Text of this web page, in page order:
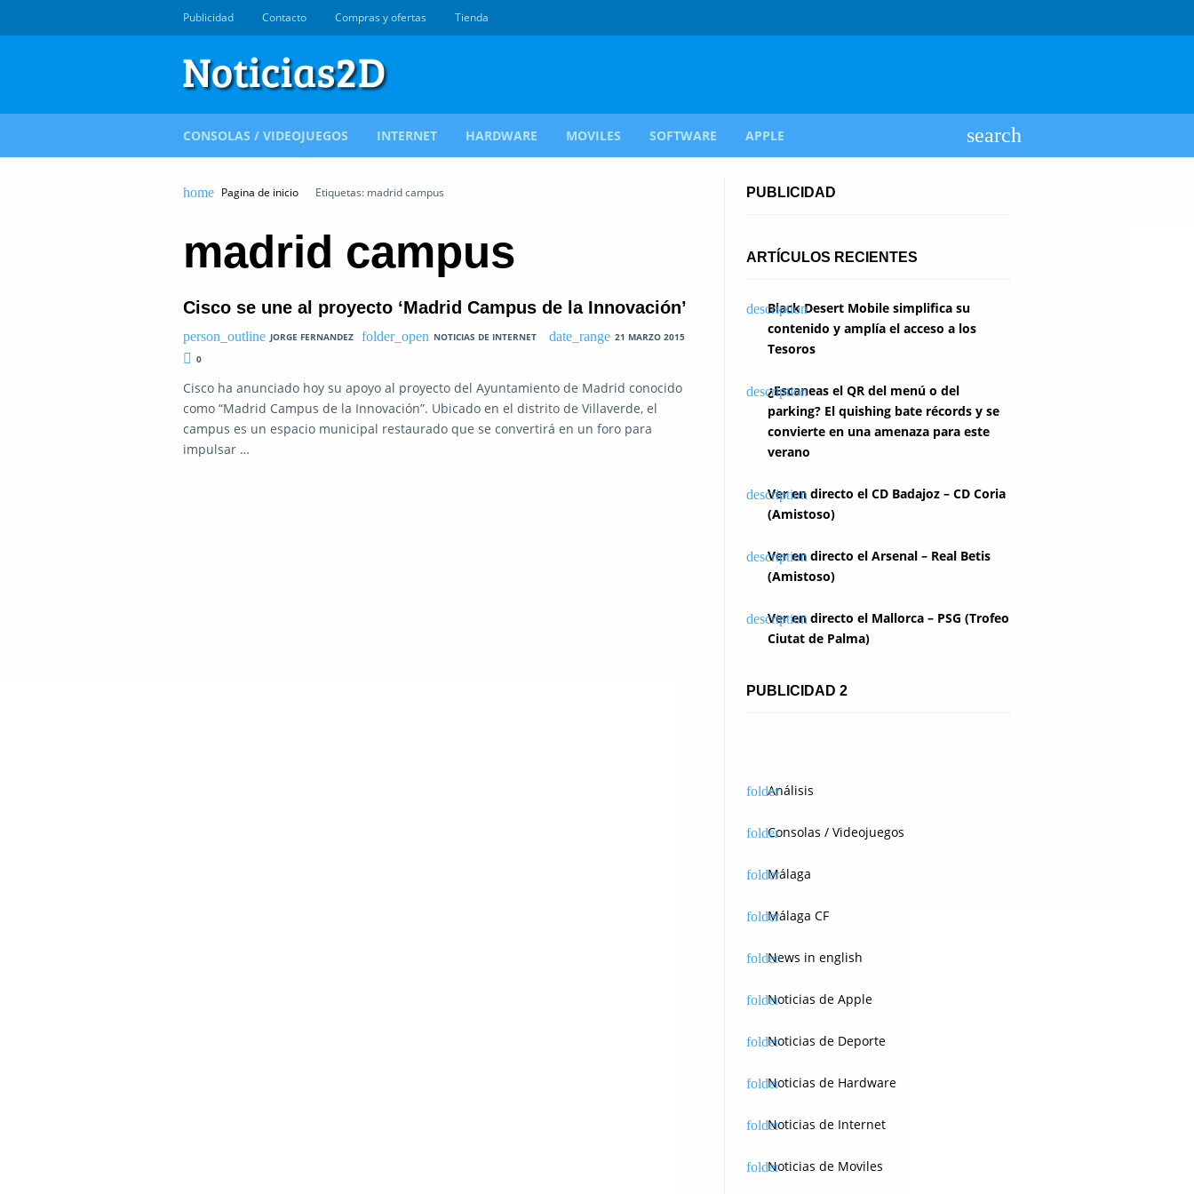
Publicidad Contacto Compras y ofertas Tienda
CONSOLAS / VIDEOJUEGOS INTERNET HARDWARE MOVILES SOFTWARE APPLE
Pagina de inicio Etiquetas: madrid campus
madrid campus
Cisco se une al proyecto ‘Madrid Campus de la Innovación’
JORGE FERNANDEZ NOTICIAS DE INTERNET
21 MARZO 2015
0
Cisco ha anunciado hoy su apoyo al proyecto del Ayuntamiento de Madrid conocido
como “Madrid Campus de la Innovación”. Ubicado en el distrito de Villaverde, el
campus es un espacio municipal restaurado que se convertirá en un foro para
impulsar …
PUBLICIDAD
ARTÍCULOS RECIENTES
Black Desert Mobile simplifica su
contenido y amplía el acceso a los
Tesoros
¿Escaneas el QR del menú o del
parking? El quishing bate récords y se
convierte en una amenaza para este
verano
Ver en directo el CD Badajoz – CD Coria
(Amistoso)
Ver en directo el Arsenal – Real Betis
(Amistoso)
Ver en directo el Mallorca – PSG (Trofeo
Ciutat de Palma)
PUBLICIDAD 2
Análisis
Consolas / Videojuegos
Málaga
Málaga CF
News in english
Noticias de Apple
Noticias de Deporte
Noticias de Hardware
Noticias de Internet
Noticias de Moviles